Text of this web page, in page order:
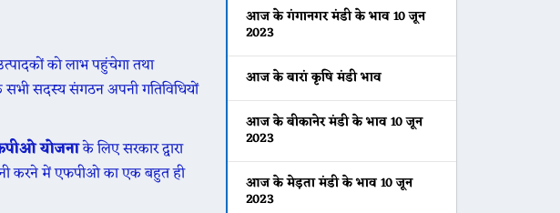
को लाभ पहुंचेगा तथा
सदस्य संगठन अपनी गतिविधियों
योजनाके लिए सरकार द्वारा
करने में एफपीओ का एक बहुत ही
आज के गंगानगर मंडी के भाव 10 जून
2023
आज के बारां कृषि मंडी भाव
आज के बीकानेर मंडी के भाव 10 जून
2023
आज के मेड़ता मंडी के भाव 10 जून
2023